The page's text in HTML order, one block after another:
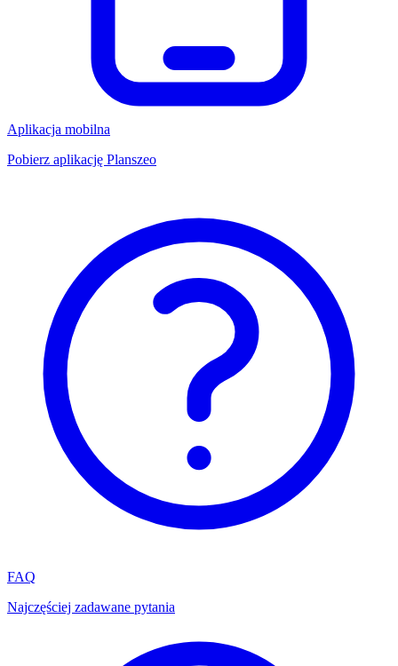
Aplikacja mobilna
Pobierz aplikację Planszeo
FAQ
Najczęściej zadawane pytania